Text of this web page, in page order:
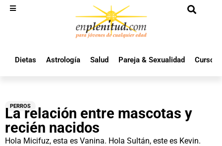
Dietas Astrología Salud Pareja & Sexualidad Cursos
PERROS
La relación entre mascotas y
recién nacidos
Hola Micifuz, esta es Vanina. Hola Sultán, este es Kevin.